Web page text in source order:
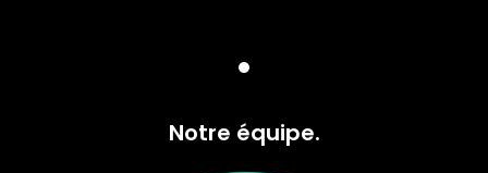
Notre équipe.